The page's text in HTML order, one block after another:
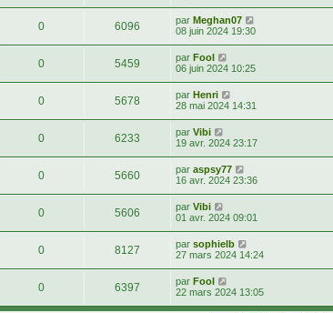
0 6096 par Meghan07
08 juin 2024 19:30
0 5459 par Fool
06 juin 2024 10:25
0 5678 par Henri
28 mai 2024 14:31
0 6233 par Vibi
19 avr. 2024 23:17
0 5660 par aspsy77
16 avr. 2024 23:36
0 5606 par Vibi
01 avr. 2024 09:01
0 8127 par sophielb
27 mars 2024 14:24
0 6397 par Fool
22 mars 2024 13:05